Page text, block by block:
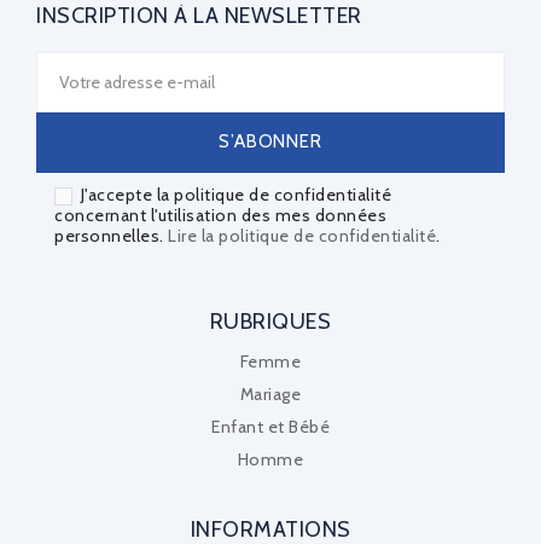
INSCRIPTION À LA NEWSLETTER
J'accepte la politique de confidentialité
concernant l'utilisation des mes données
personnelles. Lire la politique de confidentialité.
RUBRIQUES
Femme
Mariage
Enfant et Bébé
Homme
INFORMATIONS